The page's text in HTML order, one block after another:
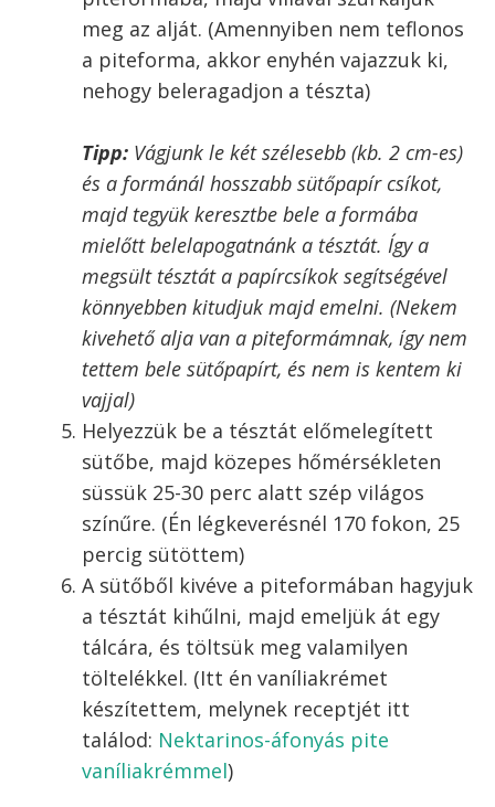
használtam, de ízlés szerint zabliszttel is
készíthetjük.)
A lisztté őrölt zabpehelyhez adjuk hozzá
a rizslisztet, az édesítőszert, majd
keverjük alaposan össze.
Ezután adjuk hozzá a vaníliaaromát, a
felkockázott hideg vajat, és először
morzsoljuk össze, majd gyors
mozdulatokkal gyúrjuk össze a tésztát.
(Ha száraznak találnánk akkor egy picike
vizet öntsünk hozzá.)
Az összegyúrt pitetésztát ezután
tenyérrel lapogassuk bele egy teflon
piteformába, majd villával szurkáljuk
meg az alját. (Amennyiben nem teflonos
a piteforma, akkor enyhén vajazzuk ki,
nehogy beleragadjon a tészta)
Tipp: Vágjunk le két szélesebb (kb. 2 cm-es)
és a formánál hosszabb sütőpapír csíkot,
majd tegyük keresztbe bele a formába
mielőtt belelapogatnánk a tésztát. Így a
megsült tésztát a papírcsíkok segítségével
könnyebben kitudjuk majd emelni. (Nekem
kivehető alja van a piteformámnak, így nem
tettem bele sütőpapírt, és nem is kentem ki